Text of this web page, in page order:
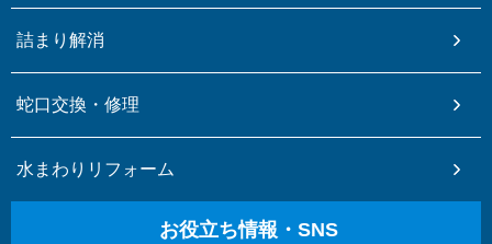
詰まり解消
蛇口交換・修理
水まわりリフォーム
お役立ち情報・SNS